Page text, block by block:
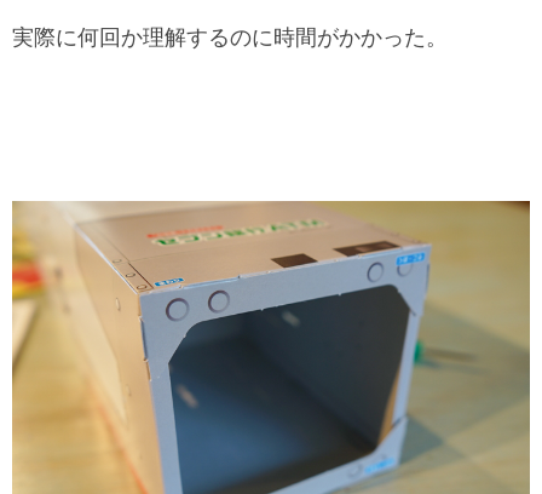
実際に何回か理解するのに時間がかかった。